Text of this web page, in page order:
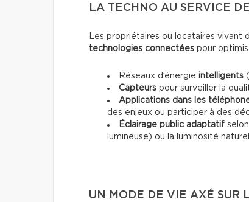
LA TECHNO AU SERVICE
Les propriétaires ou locataires vivant
technologies connectées pour
Réseaux d’énergie intelligents
Capteurs pour surveiller la
Applications dans les
des enjeux ou participer à des
Éclairage public adaptatif
lumineuse) ou la luminosité
UN MODE DE VIE AXÉ SUR